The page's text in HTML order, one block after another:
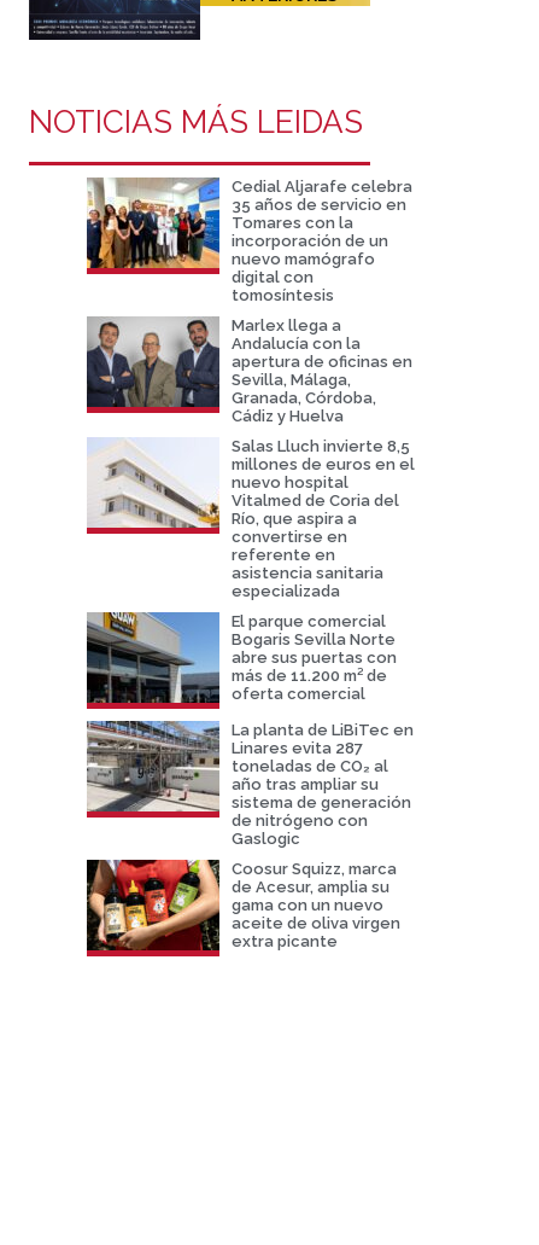
NOTICIAS MÁS LEIDAS
Cedial Aljarafe celebra
35 años de servicio en
Tomares con la
incorporación de un
nuevo mamógrafo
digital con
tomosíntesis
Marlex llega a
Andalucía con la
apertura de oficinas en
Sevilla, Málaga,
Granada, Córdoba,
Cádiz y Huelva
Salas Lluch invierte 8,5
millones de euros en el
nuevo hospital
Vitalmed de Coria del
Río, que aspira a
convertirse en
referente en
asistencia sanitaria
especializada
El parque comercial
Bogaris Sevilla Norte
abre sus puertas con
más de 11.200 m² de
oferta comercial
La planta de LiBiTec en
Linares evita 287
toneladas de CO₂ al
año tras ampliar su
sistema de generación
de nitrógeno con
Gaslogic
Coosur Squizz, marca
de Acesur, amplia su
gama con un nuevo
aceite de oliva virgen
extra picante